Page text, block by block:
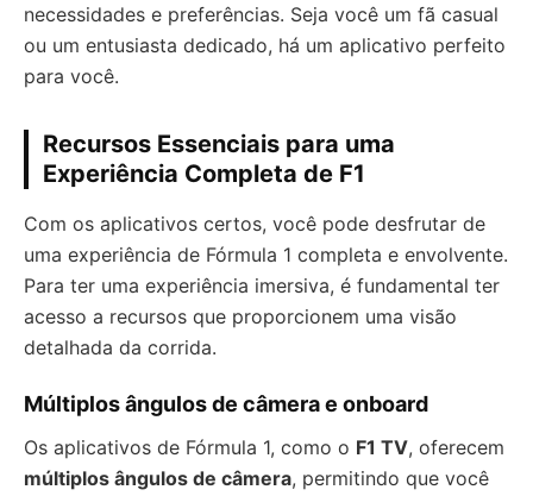
necessidades e preferências. Seja você um fã casual
ou um entusiasta dedicado, há um aplicativo perfeito
para você.
Recursos Essenciais para uma
Experiência Completa de F1
Com os aplicativos certos, você pode desfrutar de
uma experiência de Fórmula 1 completa e envolvente.
Para ter uma experiência imersiva, é fundamental ter
acesso a recursos que proporcionem uma visão
detalhada da corrida.
Múltiplos ângulos de câmera e onboard
Os aplicativos de Fórmula 1, como o F1 TV, oferecem
múltiplos ângulos de câmera, permitindo que você